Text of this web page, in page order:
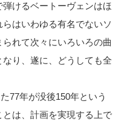
けるベートーヴェンはほ
はいわゆる有名でないソ
れて次々にいろいろの曲
り、遂に、どうしても全
77年が没後150年という
は、計画を実現する上で